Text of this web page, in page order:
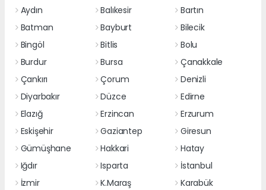
Aydın
Balıkesir
Bartın
Batman
Bayburt
Bilecik
Bingöl
Bitlis
Bolu
Burdur
Bursa
Çanakkale
Çankırı
Çorum
Denizli
Diyarbakır
Düzce
Edirne
Elazığ
Erzincan
Erzurum
Eskişehir
Gaziantep
Giresun
Gümüşhane
Hakkari
Hatay
Iğdır
Isparta
İstanbul
İzmir
K.Maraş
Karabük